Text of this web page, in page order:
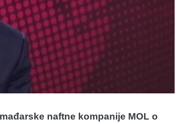
naftne kompanije MOL o